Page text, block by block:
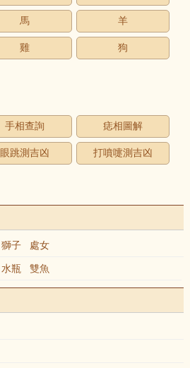
馬 羊
雞 狗
手相查詢 痣相圖解
眼跳測吉凶 打噴嚏測吉凶
獅子 處女
水瓶 雙魚